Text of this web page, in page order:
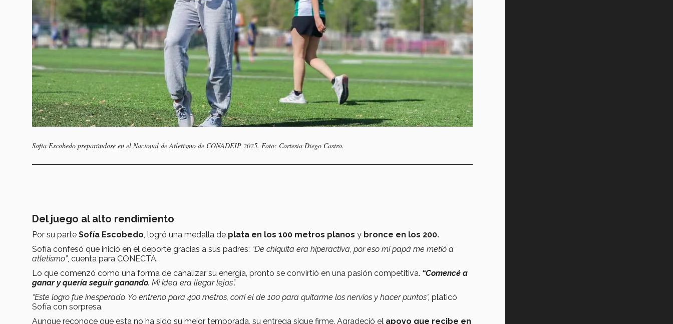
Sofía Escobedo preparándose en el Nacional de Atletismo de CONADEIP 2025. Foto: Cortesía Diego Castro.
Del juego al alto rendimiento
Por su parte Sofía Escobedo, logró una medalla de plata en los 100 metros planos y bronce en los 200.
Sofía confesó que inició en el deporte gracias a sus padres: “De chiquita era hiperactiva, por eso mi papá me metió a
atletismo”, cuenta para CONECTA.
Lo que comenzó como una forma de canalizar su energía, pronto se convirtió en una pasión competitiva. “Comencé a
ganar y quería seguir ganando. Mi idea era llegar lejos”.
“Este logro fue inesperado. Yo entreno para 400 metros, corrí el de 100 para quitarme los nervios y hacer puntos”, platicó
Sofía con sorpresa.
Aunque reconoce que esta no ha sido su mejor temporada, su entrega sigue firme. Agradeció el apoyo que recibe en